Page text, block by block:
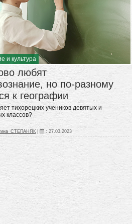
и культура
любят
но по-разному
к географии
тихорецких учеников девятых и
классов?
| :27.03.2023